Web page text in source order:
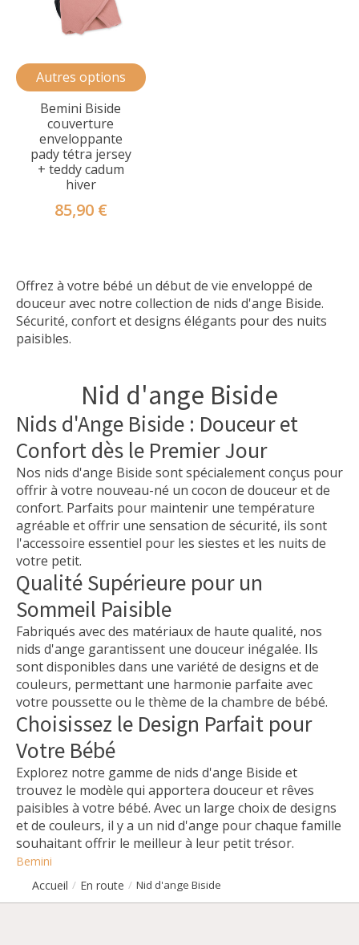
Autres options
Bemini Biside
couverture
enveloppante
pady tétra jersey
+ teddy cadum
hiver
85,90 €
Offrez à votre bébé un début de vie enveloppé de
douceur avec notre collection de nids d'ange Biside.
Sécurité, confort et designs élégants pour des nuits
paisibles.
Nid d'ange Biside
Nids d'Ange Biside : Douceur et
Confort dès le Premier Jour
Nos nids d'ange Biside sont spécialement conçus pour
offrir à votre nouveau-né un cocon de douceur et de
confort. Parfaits pour maintenir une température
agréable et offrir une sensation de sécurité, ils sont
l'accessoire essentiel pour les siestes et les nuits de
votre petit.
Qualité Supérieure pour un
Sommeil Paisible
Fabriqués avec des matériaux de haute qualité, nos
nids d'ange garantissent une douceur inégalée. Ils
sont disponibles dans une variété de designs et de
couleurs, permettant une harmonie parfaite avec
votre poussette ou le thème de la chambre de bébé.
Choisissez le Design Parfait pour
Votre Bébé
Explorez notre gamme de nids d'ange Biside et
trouvez le modèle qui apportera douceur et rêves
paisibles à votre bébé. Avec un large choix de designs
et de couleurs, il y a un nid d'ange pour chaque famille
souhaitant offrir le meilleur à leur petit trésor.
Bemini
Accueil / En route / Nid d'ange Biside